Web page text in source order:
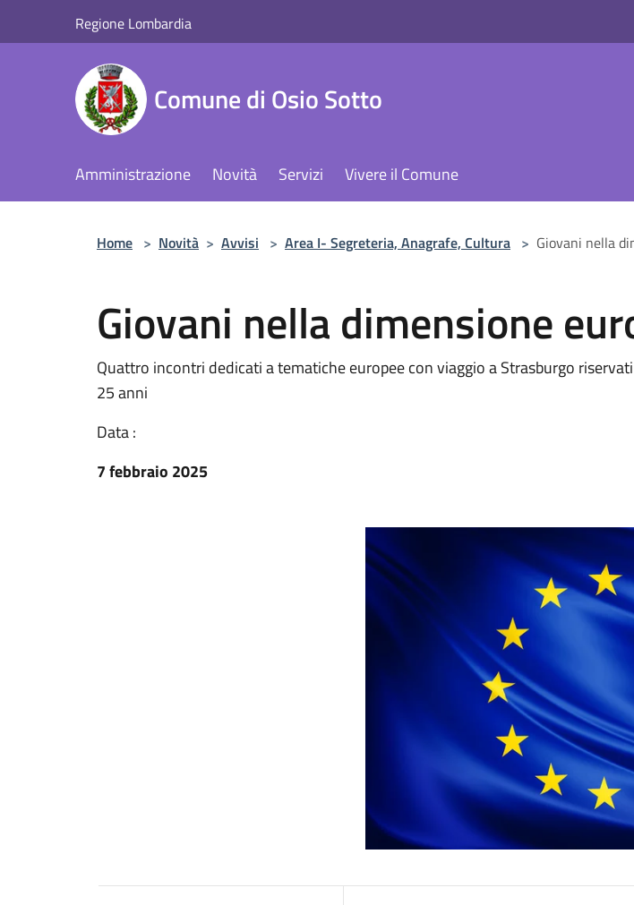
Regione Lombardia
Comune di Osio Sotto
Amministrazione Novità Servizi Vivere il Comune
Home > Novità > Avvisi > Area I- Segreteria, Anagrafe, Cultura > Giovani nella
Giovani nella dimensione
Quattro incontri dedicati a tematiche europee con viaggio a Strasburgo
25 anni
Data :
7 febbraio 2025